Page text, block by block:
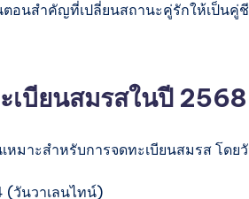
อนสำคัญที่เปลี่ยนสถานะคู่รักให้เป็นคู่ชี
เบียนสมรสในปี 2568
มาะสำหรับการจดทะเบียนสมรส โด
(วันวาเลนไทน์)